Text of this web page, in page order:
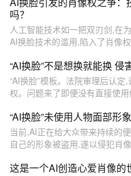
吗？
人工智能技术如一把双刃剑,在
AI换脸技术的滥用,陷入了肖像
“AI换脸”不是想换就能换 侵
“AI换脸”模板。法院审理后认
权。问题来了即便没有直接使
“AI换脸”未使用人物面部形
当前,AI正在给大众带来持续的
自己的形象被盗用,遂以侵犯肖
这是一个AI创造心爱肖像的